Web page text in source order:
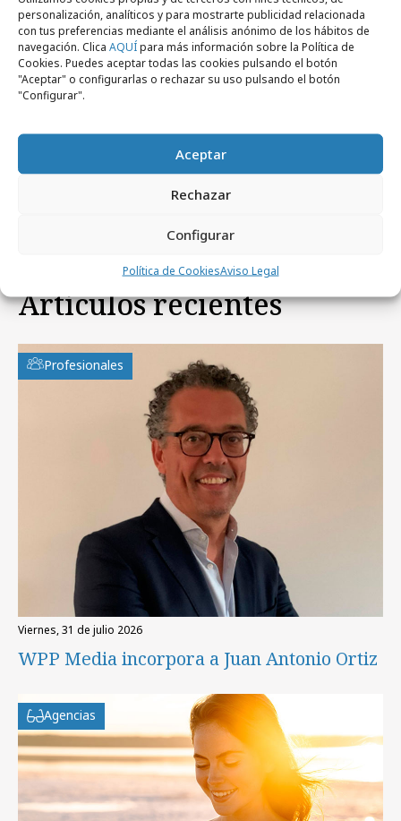
personalización, analíticos y para mostrarte publicidad relacionada
con tus preferencias mediante el análisis anónimo de los hábitos de
navegación. Clica AQUÍpara más información sobre la Política de
Cookies. Puedes aceptar todas las cookies pulsando el botón
"Aceptar" o configurarlas o rechazar su uso pulsando el botón
"Configurar".
Aceptar
Rechazar
Configurar
Política de CookiesAviso Legal
Por qué los profesionales del marketing
apuestan por la formación digital continua
Artículos recientes
Profesionales
viernes, 31 de julio 2026
WPP Media incorpora a Juan Antonio Ortiz
Agencias